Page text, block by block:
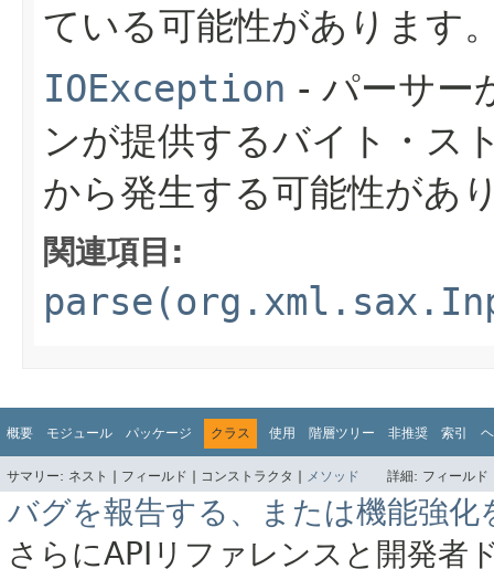
ている可能性があります
IOException - パーサー
ンが提供するバイト・ス
から発生する可能性があ
関連項目:
概要 モジュール パッケージ クラス 使用 階層ツリー 非推奨 索引
サマリー: ネスト | フィールド | コンストラクタ | メソッド 詳細: フィール
バグを報告する、または機能強化
さらにAPIリファレンスと開発者